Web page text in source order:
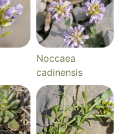
Noccaea
cadinensis